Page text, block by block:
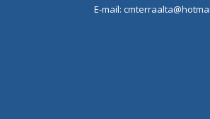
E-mail: